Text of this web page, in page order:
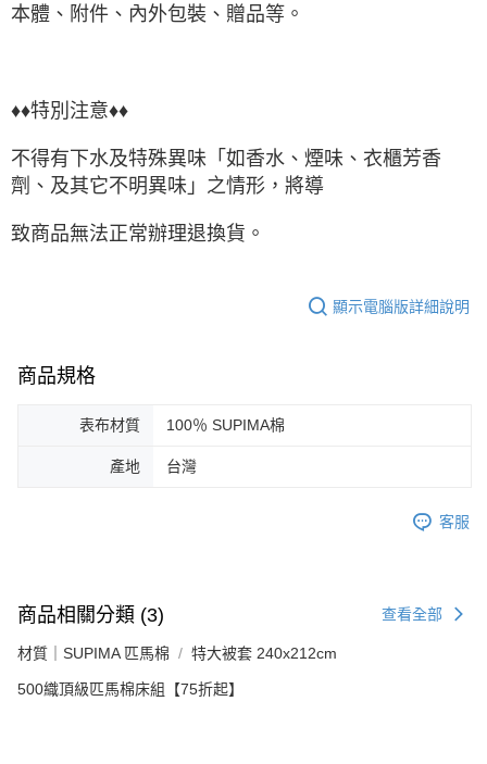
本體、附件、內外包裝、贈品等。
♦♦特別注意♦♦
不得有下水及特殊異味「如香水、煙味、衣櫃芳香
劑、及其它不明異味」之情形，將導
致商品無法正常辦理退換貨。
顯示電腦版詳細說明
商品規格
表布材質 100％ SUPIMA棉
產地 台灣
客服
商品相關分類 (3) 查看全部
材質｜SUPIMA 匹馬棉 特大被套 240x212cm
500織頂級匹馬棉床組【75折起】